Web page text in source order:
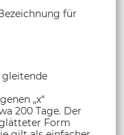
für
gleitende
„x“
200 Tage. Der
Form